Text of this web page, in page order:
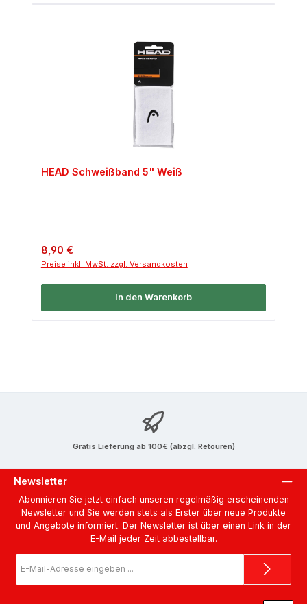
HEAD Schweißband 5" Weiß
Regulärer Preis:
8,90 €
Preise inkl. MwSt. zzgl. Versandkosten
In den Warenkorb
Gratis Lieferung ab 100€ (abzgl. Retouren)
Newsletter
Abonnieren Sie jetzt einfach unseren regelmäßig erscheinenden
Newsletter und Sie werden stets als Erster über neue Produkte
und Angebote informiert. Der Newsletter ist über einen Link in der
E-Mail jeder Zeit abbestellbar.
Mail-